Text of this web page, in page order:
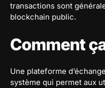
transactions sont
blockchain public.
Comment
Une plateforme
système qui permet aux